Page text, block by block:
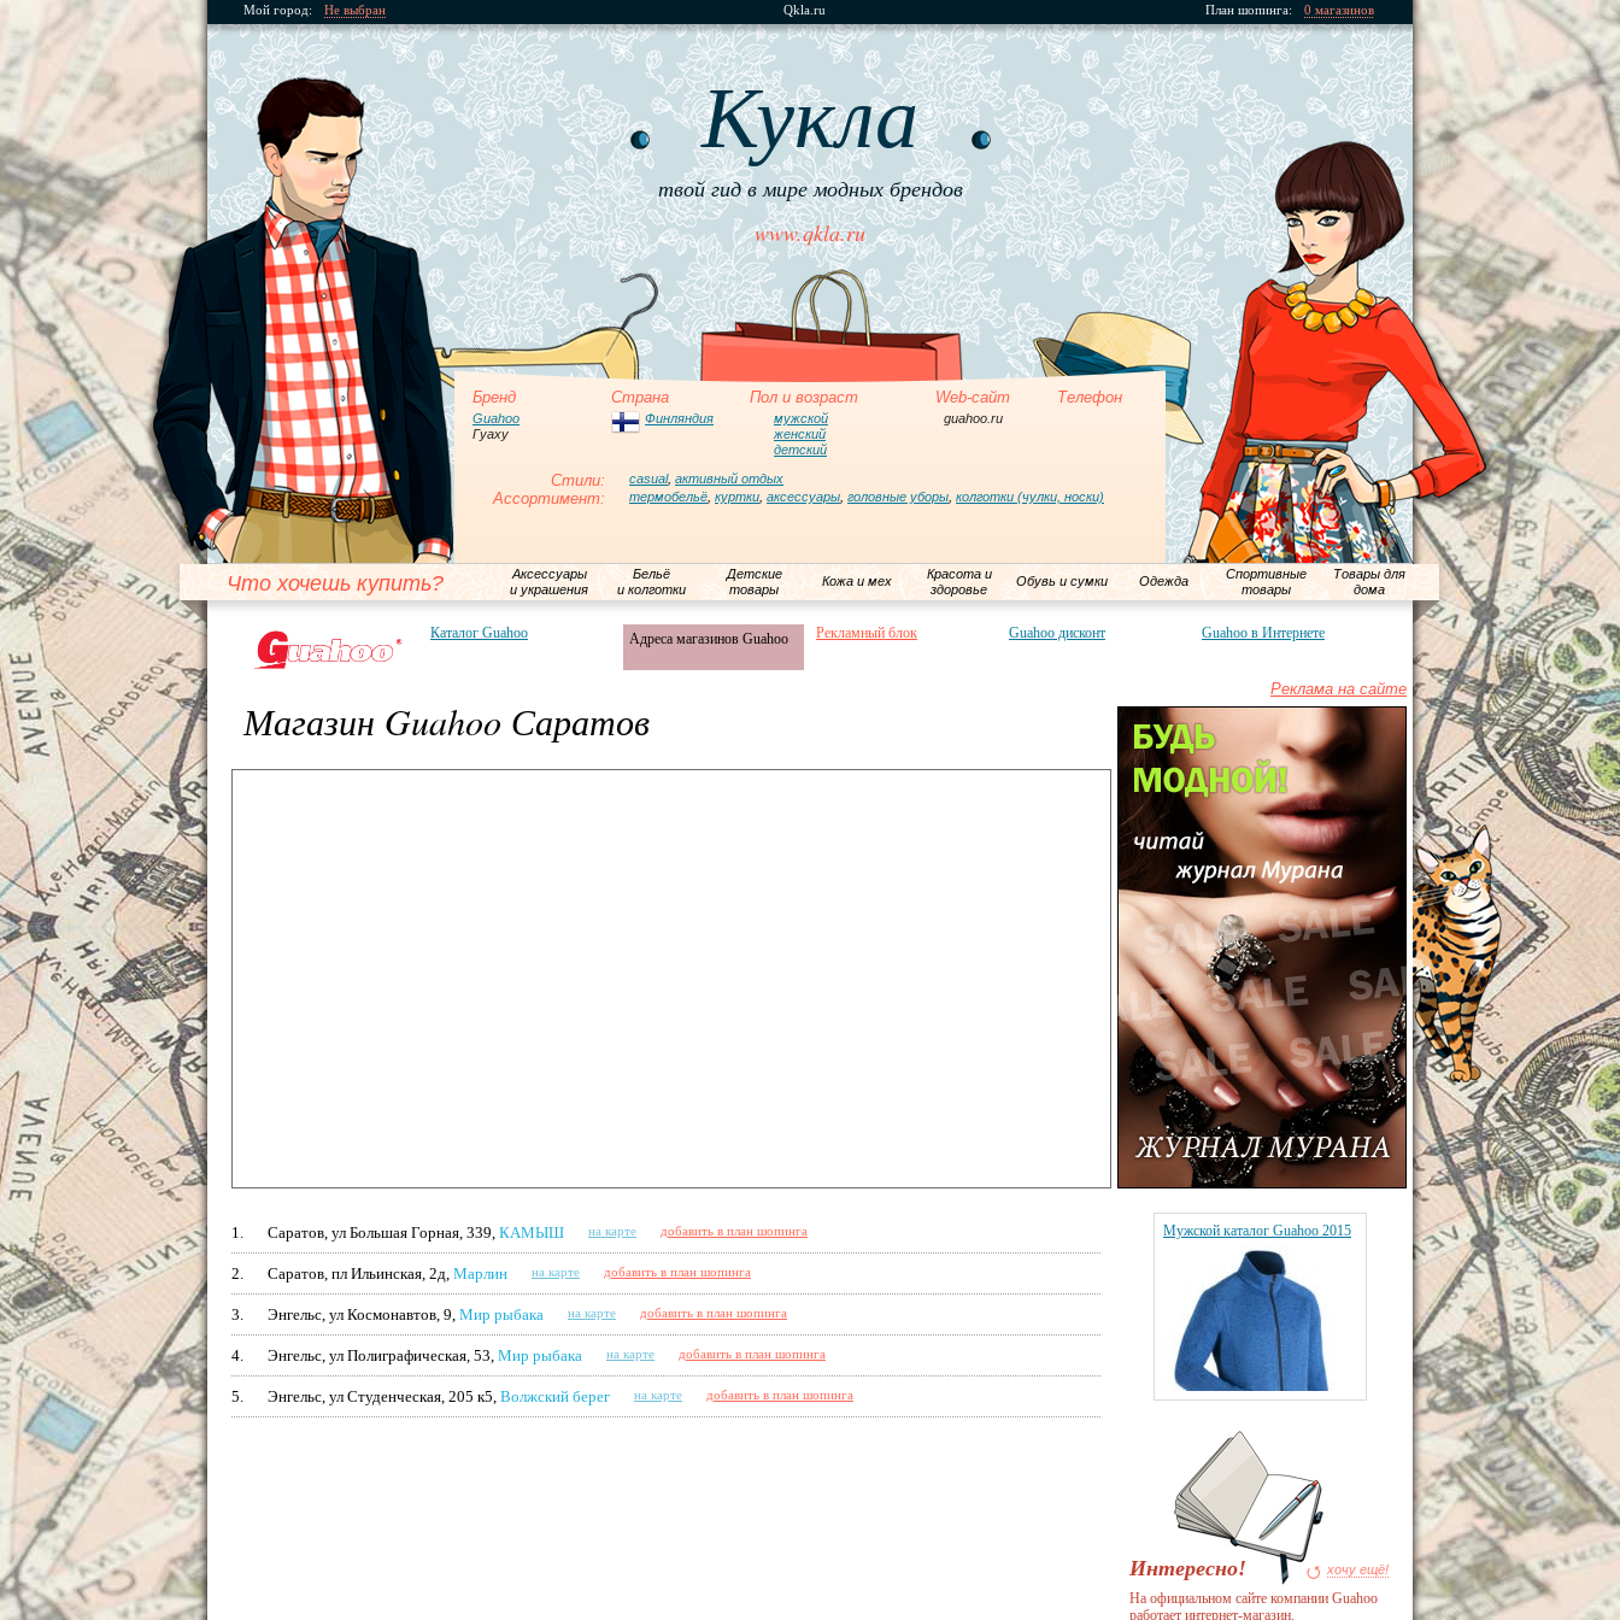
Мой город: Не выбран Qkla.ru План шопинга: 0 магазинов
Кукла
твой гид в мире модных брендов
www.qkla.ru
Бренд Страна Пол и возраст Web-сайт Телефон
Guahoo
Гуаху
Финляндия
мужской
женский
детский
guahoo.ru
Стили: casual, активный отдых
Ассортимент: термобельё куртки аксессуары головные уборы колготки (чулки, носки)
Что хочешь купить?
Аксессуары
и украшения
Бельё
и колготки
Детские
товары
Кожа и мех
Красота и
здоровье
Обувь и сумки Одежда
Спортивные
товары
Товары для
дома
Каталог Guahoo Адреса магазинов Guahoo Рекламный блок Guahoo дисконт Guahoo в Интернете
Магазин Guahoo Саратов
1. Саратов, ул Большая Горная, 339, КАМЫШ на карте добавить в план шопинга
2. Саратов, пл Ильинская, 2д, Марлин на карте добавить в план шопинга
3. Энгельс, ул Космонавтов, 9, Мир рыбака на карте добавить в план шопинга
4. Энгельс, ул Полиграфическая, 53, Мир рыбака на карте добавить в план шопинга
5. Энгельс, ул Студенческая, 205 к5, Волжский берег на карте добавить в план шопинга
Реклама на сайте
Мужской каталог Guahoo 2015
Интересно! хочу ещё!
На официальном сайте компании Guahoo
работает интернет-магазин.